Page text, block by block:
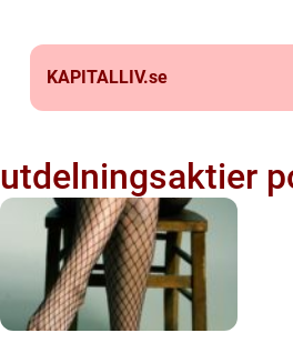
KAPITALLIV.se
utdelningsaktier